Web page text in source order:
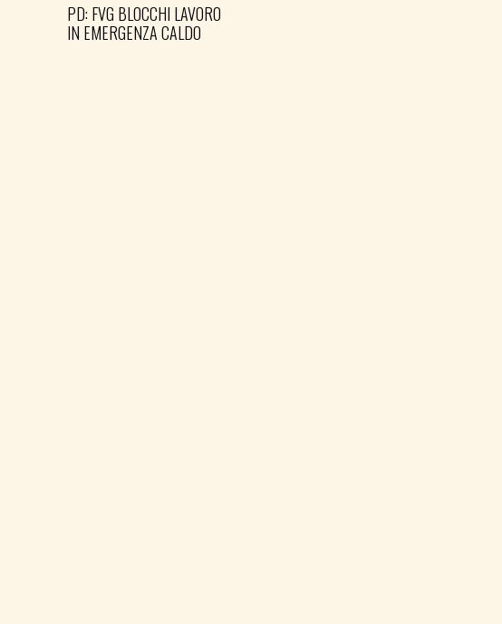
PD: FVG BLOCCHI LAVORO
IN EMERGENZA CALDO